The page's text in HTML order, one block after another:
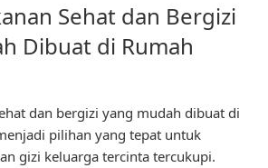
Sehat dan Bergizi
Dibuat di Rumah
dan bergizi yang mudah dibuat di
pilihan yang tepat untuk
gizi keluarga tercinta tercukupi.